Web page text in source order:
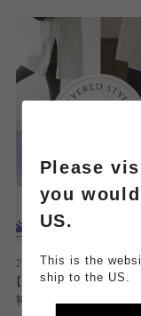
2026.08.08
【履くだけでオシャレに！
特集
Please
you
US.
This is the
ship to the US.